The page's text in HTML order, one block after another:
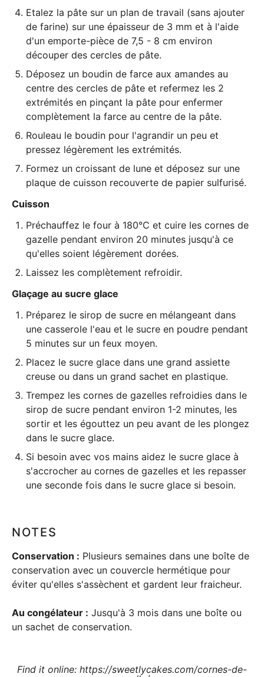
Etalez la pâte sur un plan de travail (sans ajouter
de farine) sur une épaisseur de 3 mm et à l'aide
d'un emporte-pièce de 7,5 - 8 cm environ
découper des cercles de pâte.
Déposez un boudin de farce aux amandes au
centre des cercles de pâte et refermez les 2
extrémités en pinçant la pâte pour enfermer
complètement la farce au centre de la pâte.
Rouleau le boudin pour l'agrandir un peu et
pressez légèrement les extrémités.
Formez un croissant de lune et déposez sur une
plaque de cuisson recouverte de papier sulfurisé.
Cuisson
Préchauffez le four à 180°C et cuire les cornes de
gazelle pendant environ 20 minutes jusqu'à ce
qu'elles soient légèrement dorées.
Laissez les complètement refroidir.
Glaçage au sucre glace
Préparez le sirop de sucre en mélangeant dans
une casserole l'eau et le sucre en poudre pendant
5 minutes sur un feux moyen.
Placez le sucre glace dans une grand assiette
creuse ou dans un grand sachet en plastique.
Trempez les cornes de gazelles refroidies dans le
sirop de sucre pendant environ 1-2 minutes, les
sortir et les égouttez un peu avant de les plongez
dans le sucre glace.
Si besoin avec vos mains aidez le sucre glace à
s'accrocher au cornes de gazelles et les repasser
une seconde fois dans le sucre glace si besoin.
NOTES
Conservation : Plusieurs semaines dans une boîte de
conservation avec un couvercle hermétique pour
éviter qu'elles s'assèchent et gardent leur fraicheur.
Au congélateur : Jusqu'à 3 mois dans une boîte ou
un sachet de conservation.
Find it online: https://sweetlycakes.com/cornes-de-